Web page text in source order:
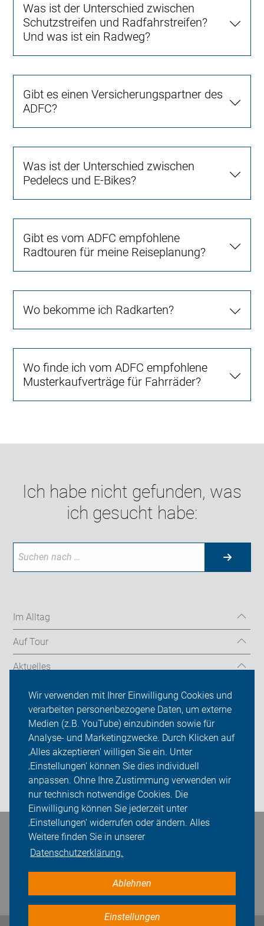
Wir verwenden mit Ihrer Einwilligung Cookies und
verarbeiten personenbezogene Daten, um externe
Medien (z.B. YouTube) einzubinden sowie für
Analyse- und Marketingzwecke. Durch Klicken auf
‚Alles akzeptieren‘ willigen Sie ein. Unter
‚Einstellungen‘ können Sie dies individuell
anpassen. Ohne Ihre Zustimmung verwenden wir
nur technisch notwendige Cookies. Die
Einwilligung können Sie jederzeit unter
‚Einstellungen‘ widerrufen oder ändern. Alles
Weitere finden Sie in unserer
Datenschutzerklärung.
Ablehnen
Einstellungen
Was ist der Unterschied zwischen
Schutzstreifen und Radfahrstreifen?
Und was ist ein Radweg?
Gibt es einen Versicherungspartner des
ADFC?
Was ist der Unterschied zwischen
Pedelecs und E-Bikes?
Gibt es vom ADFC empfohlene
Radtouren für meine Reiseplanung?
Wo bekomme ich Radkarten?
Wo finde ich vom ADFC empfohlene
Musterkaufverträge für Fahrräder?
Ich habe nicht gefunden, was
ich gesucht habe:
Im Alltag
Auf Tour
Aktuelles
Über uns
Mitgliedschaft
Fachwissen
Presse
Login
Bleiben Sie in Kontakt